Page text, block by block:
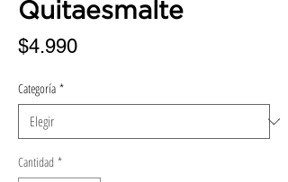
Quitaesmalte
$4.990Precio
Categoría *
Cantidad *